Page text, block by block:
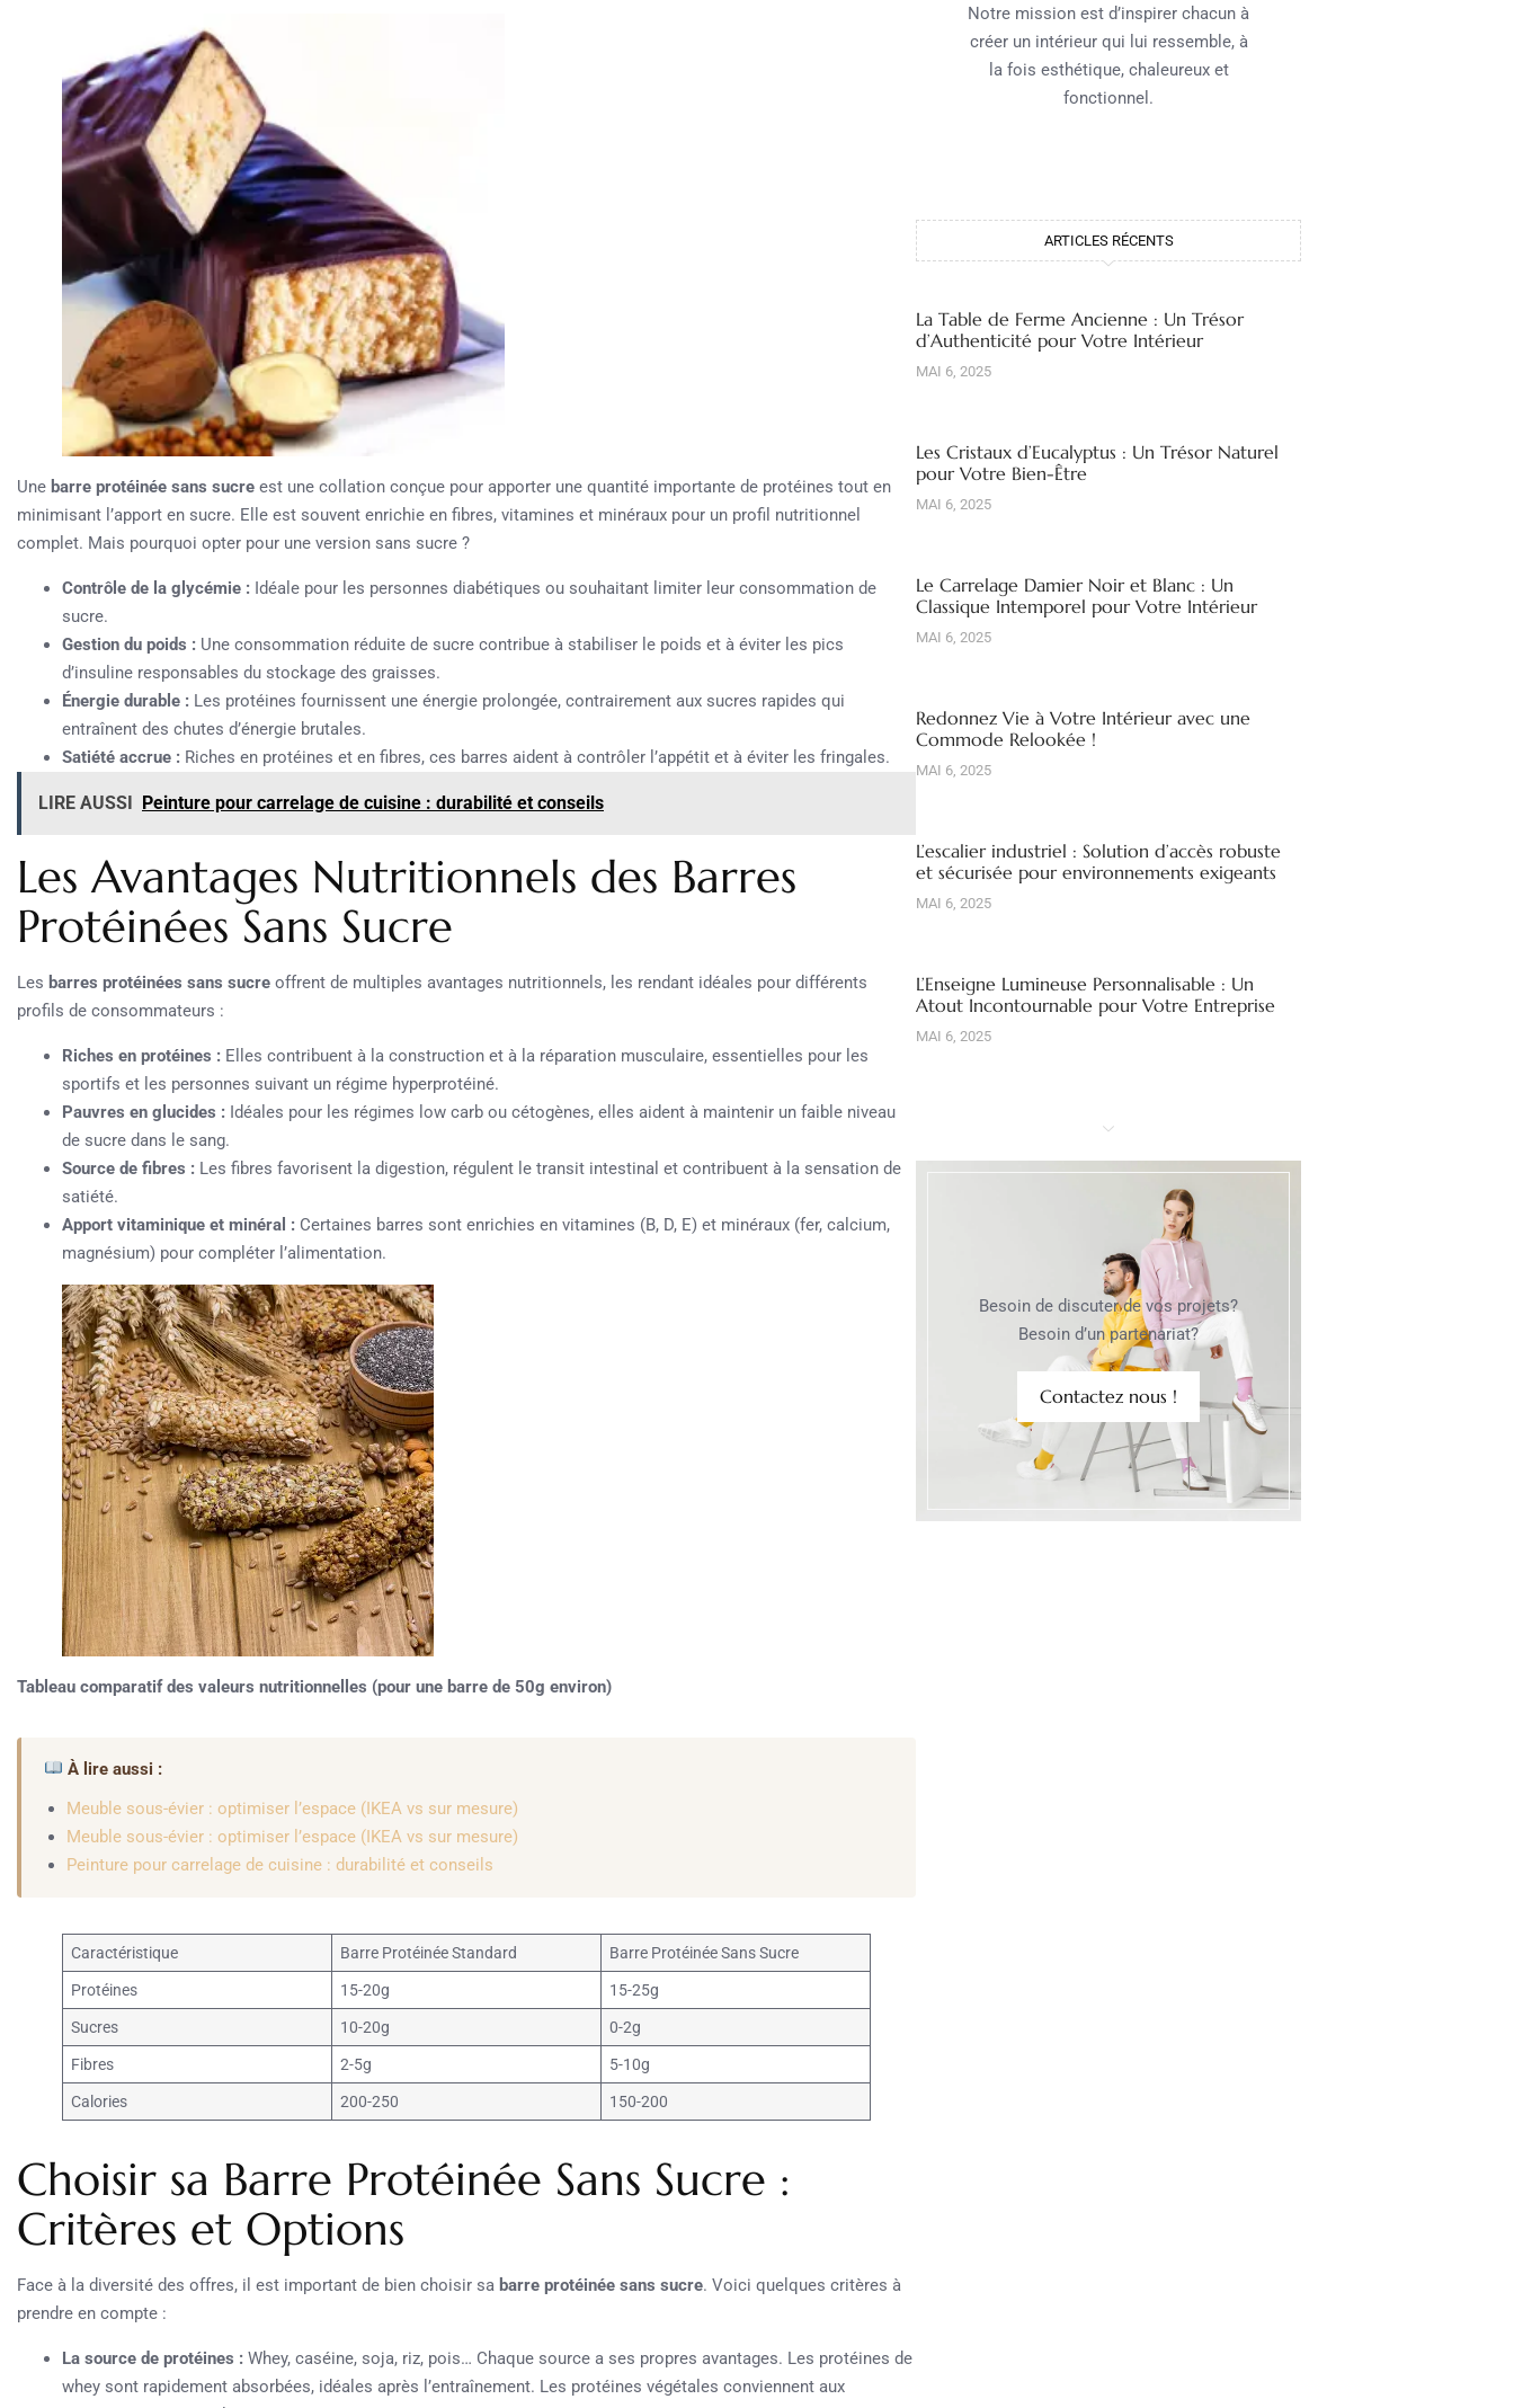
Une barre protéinée sans sucre est une collation conçue pour apporter une quantité importante de protéines tout en
minimisant l’apport en sucre. Elle est souvent enrichie en fibres, vitamines et minéraux pour un profil nutritionnel
complet. Mais pourquoi opter pour une version sans sucre ?
Contrôle de la glycémie : Idéale pour les personnes diabétiques ou souhaitant limiter leur consommation de
sucre.
Gestion du poids : Une consommation réduite de sucre contribue à stabiliser le poids et à éviter les pics
d’insuline responsables du stockage des graisses.
Énergie durable : Les protéines fournissent une énergie prolongée, contrairement aux sucres rapides qui
entraînent des chutes d’énergie brutales.
Satiété accrue : Riches en protéines et en fibres, ces barres aident à contrôler l’appétit et à éviter les fringales.
LIRE AUSSI Peinture pour carrelage de cuisine : durabilité et conseils
Les Avantages Nutritionnels des Barres
Protéinées Sans Sucre
Les barres protéinées sans sucre offrent de multiples avantages nutritionnels, les rendant idéales pour différents
profils de consommateurs :
Riches en protéines : Elles contribuent à la construction et à la réparation musculaire, essentielles pour les
sportifs et les personnes suivant un régime hyperprotéiné.
Pauvres en glucides : Idéales pour les régimes low carb ou cétogènes, elles aident à maintenir un faible niveau
de sucre dans le sang.
Source de fibres : Les fibres favorisent la digestion, régulent le transit intestinal et contribuent à la sensation de
satiété.
Apport vitaminique et minéral : Certaines barres sont enrichies en vitamines (B, D, E) et minéraux (fer, calcium,
magnésium) pour compléter l’alimentation.
Tableau comparatif des valeurs nutritionnelles (pour une barre de 50g environ)
À lire aussi :
Meuble sous-évier : optimiser l’espace (IKEA vs sur mesure)
Meuble sous-évier : optimiser l’espace (IKEA vs sur mesure)
Peinture pour carrelage de cuisine : durabilité et conseils
Caractéristique Barre Protéinée Standard Barre Protéinée Sans Sucre
Protéines 15-20g 15-25g
Sucres 10-20g 0-2g
Fibres 2-5g 5-10g
Calories 200-250 150-200
Choisir sa Barre Protéinée Sans Sucre :
Critères et Options
Face à la diversité des offres, il est important de bien choisir sa barre protéinée sans sucre. Voici quelques critères à
prendre en compte :
La source de protéines : Whey, caséine, soja, riz, pois… Chaque source a ses propres avantages. Les protéines de
whey sont rapidement absorbées, idéales après l’entraînement. Les protéines végétales conviennent aux
Notre mission est d’inspirer chacun à
créer un intérieur qui lui ressemble, à
la fois esthétique, chaleureux et
fonctionnel.
ARTICLES RÉCENTS
La Table de Ferme Ancienne : Un Trésor
d’Authenticité pour Votre Intérieur
MAI 6, 2025
Les Cristaux d’Eucalyptus : Un Trésor Naturel
pour Votre Bien-Être
MAI 6, 2025
Le Carrelage Damier Noir et Blanc : Un
Classique Intemporel pour Votre Intérieur
MAI 6, 2025
Redonnez Vie à Votre Intérieur avec une
Commode Relookée !
MAI 6, 2025
L’escalier industriel : Solution d’accès robuste
et sécurisée pour environnements exigeants
MAI 6, 2025
L’Enseigne Lumineuse Personnalisable : Un
Atout Incontournable pour Votre Entreprise
MAI 6, 2025
Besoin de discuter de vos projets?
Besoin d’un partenariat?
Contactez nous !